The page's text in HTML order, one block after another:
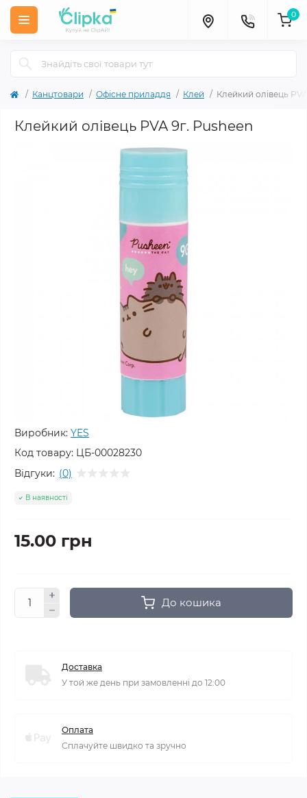
0
Канцтовари Офісне приладдя Клей Клейкий олівець
Клейкий олівець PVA 9г. Pusheen
Виробник: YES
Код товару: ЦБ-00028230
Відгуки: (0)
В наявності
15.00 грн
До кошика
Доставка
У той же день при замовленні до 12:00
Оплата
Сплачуйте швидко та зручно